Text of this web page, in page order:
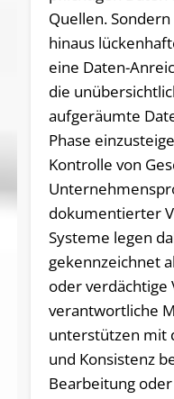
Quellen.
hinaus
eine Daten-
die
aufgeräumte
Phase
Kontrolle von
dokumentierter
Systeme legen
gekennzeichnet
oder verdächtige
verantwortliche
unterstützen mit
und Konsistenz
Bearbeitung